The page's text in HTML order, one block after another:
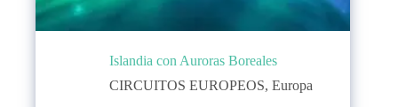
Islandia con Auroras Boreales
CIRCUITOS EUROPEOS, Europa